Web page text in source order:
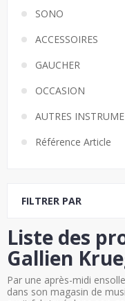
SONO
ACCESSOIRES
GAUCHER
OCCASION
AUTRES
Référence Article
FILTRER PAR
Liste des
Gallien
Par une après-midi
dans son magasin de